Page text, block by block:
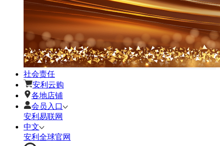
社会责任
安利云购
各地店铺
会员入口
安利易联网
中文
安利全球官网